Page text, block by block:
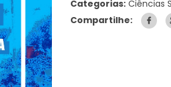
Categorias: Ciências
Compartilhe: